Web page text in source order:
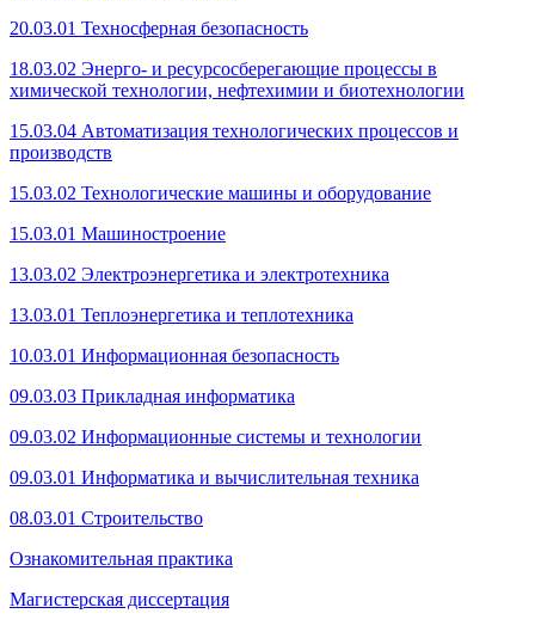
20.03.01 Техносферная безопасность
18.03.02 Энерго- и ресурсосберегающие процессы в
химической технологии, нефтехимии и биотехнологии
15.03.04 Автоматизация технологических процессов и
производств
15.03.02 Технологические машины и оборудование
15.03.01 Машиностроение
13.03.02 Электроэнергетика и электротехника
13.03.01 Теплоэнергетика и теплотехника
10.03.01 Информационная безопасность
09.03.03 Прикладная информатика
09.03.02 Информационные системы и технологии
09.03.01 Информатика и вычислительная техника
08.03.01 Строительство
Ознакомительная практика
Магистерская диссертация